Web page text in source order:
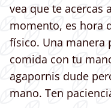
vea que te acercas
momento, es hora
físico. Una manera
comida con tu
agapornis dude
mano. Ten